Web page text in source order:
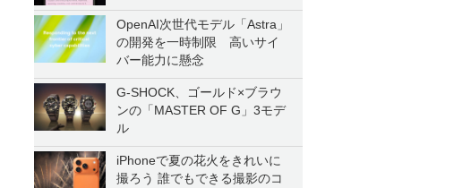
OpenAI次世代モデル「Astra」
の開発を一時制限 高いサイ
バー能力に懸念
G-SHOCK、ゴールド×ブラウ
ンの「MASTER OF G」3モデ
ル
iPhoneで夏の花火をきれいに
撮ろう 誰でもできる撮影のコ